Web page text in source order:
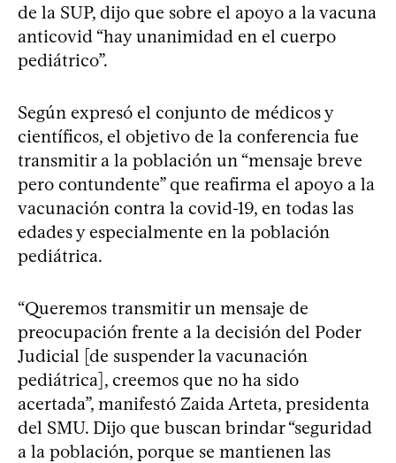
de la SUP, dijo que sobre el apoyo a la vacuna
anticovid “hay unanimidad en el cuerpo
pediátrico”.
Según expresó el conjunto de médicos y
científicos, el objetivo de la conferencia fue
transmitir a la población un “mensaje breve
pero contundente” que reafirma el apoyo a la
vacunación contra la covid-19, en todas las
edades y especialmente en la población
pediátrica.
“Queremos transmitir un mensaje de
preocupación frente a la decisión del Poder
Judicial [de suspender la vacunación
pediátrica], creemos que no ha sido
acertada”, manifestó Zaida Arteta, presidenta
del SMU. Dijo que buscan brindar “seguridad
a la población, porque se mantienen las